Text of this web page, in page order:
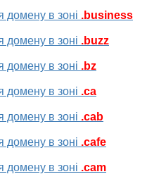
домену в зоні .business
домену в зоні .buzz
домену в зоні .bz
домену в зоні .ca
домену в зоні .cab
домену в зоні .cafe
домену в зоні .cam